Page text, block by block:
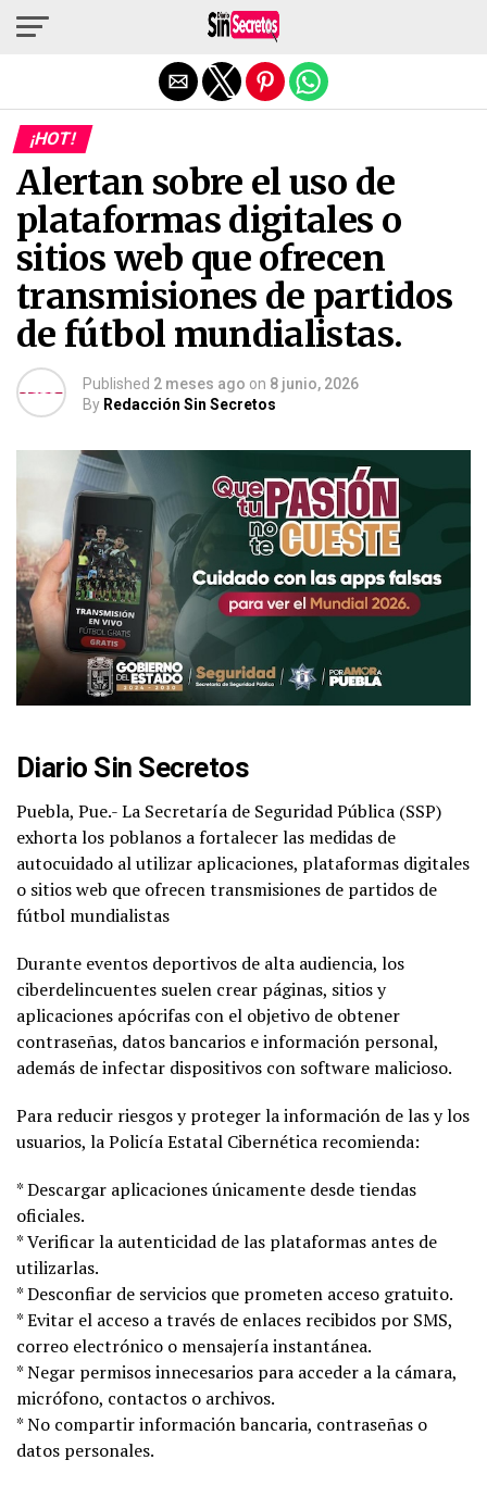
¡HOT!
Alertan sobre el uso de
plataformas digitales o
sitios web que ofrecen
transmisiones de partidos
de fútbol mundialistas.
Published 2 meses ago on 8 junio, 2026
By Redacción Sin Secretos
Diario Sin Secretos
Puebla, Pue.- La Secretaría de Seguridad Pública (SSP)
exhorta los poblanos a fortalecer las medidas de
autocuidado al utilizar aplicaciones, plataformas digitales
o sitios web que ofrecen transmisiones de partidos de
fútbol mundialistas
Durante eventos deportivos de alta audiencia, los
ciberdelincuentes suelen crear páginas, sitios y
aplicaciones apócrifas con el objetivo de obtener
contraseñas, datos bancarios e información personal,
además de infectar dispositivos con software malicioso.
Para reducir riesgos y proteger la información de las y los
usuarios, la Policía Estatal Cibernética recomienda:
* Descargar aplicaciones únicamente desde tiendas
oficiales.
* Verificar la autenticidad de las plataformas antes de
utilizarlas.
* Desconfiar de servicios que prometen acceso gratuito.
* Evitar el acceso a través de enlaces recibidos por SMS,
correo electrónico o mensajería instantánea.
* Negar permisos innecesarios para acceder a la cámara,
micrófono, contactos o archivos.
* No compartir información bancaria, contraseñas o
datos personales.
Salir de la versión móvil